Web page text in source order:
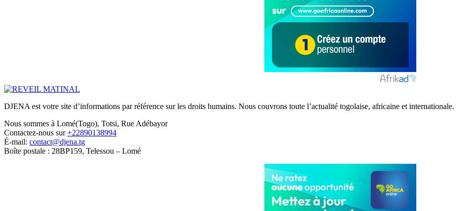
DJENA est votre site d’informations par référence sur les droits humains. Nous couvrons toute l’actualité togolaise, africaine et internationale.
Nous sommes à Lomé(Togo), Totsi, Rue Adébayor
Contactez-nous sur+22890138994
É-mail: contact@djena.tg
Boîte postale : 28BP159, Telessou – Lomé